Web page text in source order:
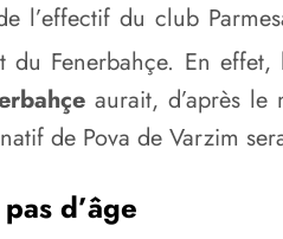
l’effectif du club
du Fenerbahçe. En
aurait, d’après le
de Pova de Varzim
d’âge